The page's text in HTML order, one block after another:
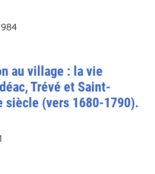
au village : la vie
Trévé et Saint-
siècle (vers 1680-1790).